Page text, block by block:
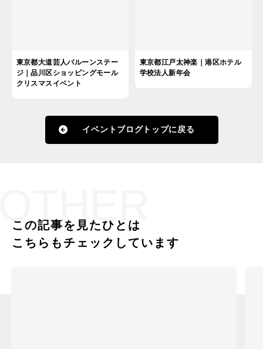
東京都大道芸人バルーンステー
ジ｜品川区ショッピングモール
クリスマスイベント
東京都江戸太神楽｜港区ホテル
学校法人新年会
イベントブログトップに戻る
この記事を見たひとは
こちらもチェックしています